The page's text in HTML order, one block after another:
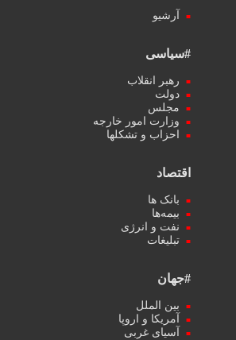
آرشیو
#سیاسی
رهبر انقلاب
دولت
مجلس
وزارت امور خارجه
احزاب و تشکلها
اقتصاد
بانک ها
بیمه‌ها
نفت و انرژی
تبلیغات
#جهان
بین الملل
آمریکا و اروپا
آسیای غربی